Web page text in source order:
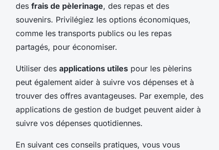
des frais de pèlerinage, des repas et des
souvenirs. Privilégiez les options économiques,
comme les transports publics ou les repas
partagés, pour économiser.
Utiliser des applications utiles pour les pèlerins
peut également aider à suivre vos dépenses et à
trouver des offres avantageuses. Par exemple, des
applications de gestion de budget peuvent aider à
suivre vos dépenses quotidiennes.
En suivant ces conseils pratiques, vous vous